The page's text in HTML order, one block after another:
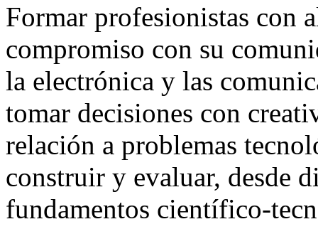
Formar profesionistas con
compromiso con su
la electrónica y las
tomar decisiones con
relación a problemas
construir y evaluar, desde
fundamentos científico-